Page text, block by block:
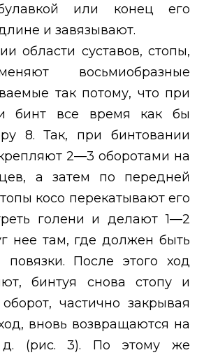
или конец его
и завязывают.
области суставов, стопы,
восьмиобразные
так потому, что при
бинт все время как бы
8. Так, при бинтовании
2—3 оборотами на
а затем по передней
косо перекатывают его
голени и делают 1—2
нее там, где должен быть
повязки. После этого ход
бинтуя снова стопу и
частично закрывая
вновь возвращаются на
(рис. 3). По этому же